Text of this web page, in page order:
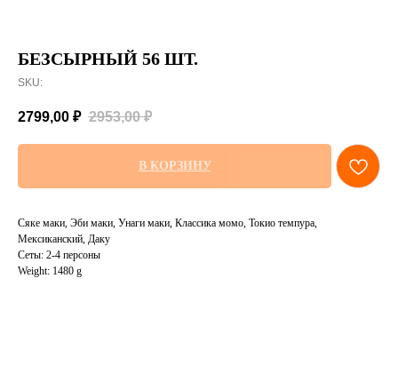
БЕЗСЫРНЫЙ 56 ШТ.
SKU:
2799,00 ₽ 2953,00 ₽
В КОРЗИНУ
Сяке маки, Эби маки, Унаги маки, Классика момо, Токио темпура,
Мексиканский, Даку
Сеты: 2-4 персоны
Weight: 1480 g